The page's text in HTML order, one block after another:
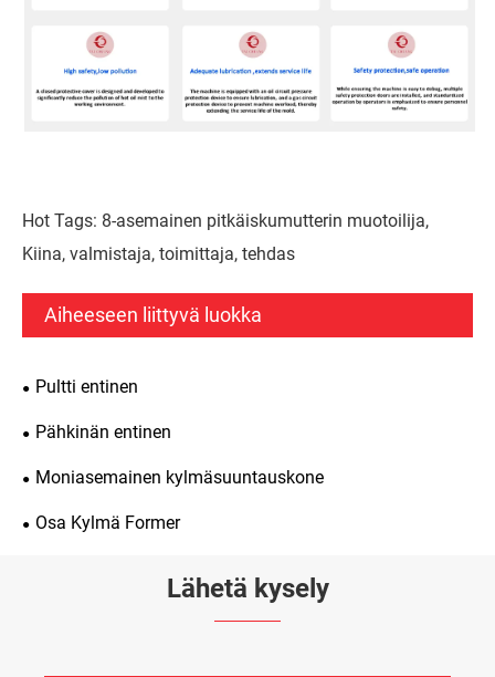
Hot Tags: 8-asemainen pitkäiskumutterin muotoilija,
Kiina, valmistaja, toimittaja, tehdas
Aiheeseen liittyvä luokka
Pultti entinen
Pähkinän entinen
Moniasemainen kylmäsuuntauskone
Osa Kylmä Former
Lähetä kysely